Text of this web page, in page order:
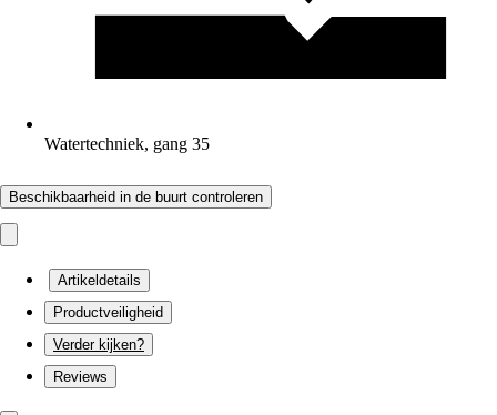
Watertechniek, gang 35
Beschikbaarheid in de buurt controleren
Artikeldetails
Productveiligheid
Verder kijken?
Reviews